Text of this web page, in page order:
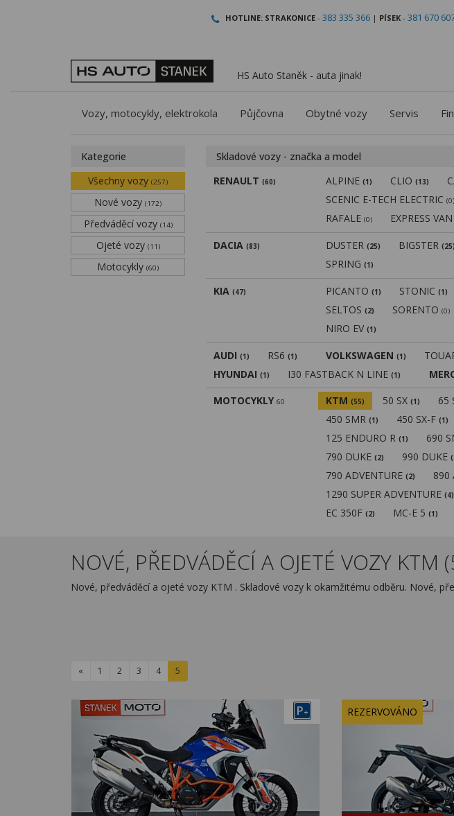
HOTLINE: STRAKONICE - 383 335 366 | PÍSEK - 381 670
HS Auto Staněk - auta jinak!
Vozy, motocykly, elektrokola Půjčovna Obytné vozy Servis
Kategorie
Všechny vozy (257)
Nové vozy (172)
Předváděcí vozy (14)
Ojeté vozy (11)
Motocykly (60)
Skladové vozy - značka a model
RENAULT (60) ALPINE(1) CLIO(13)
SCENIC E-TECH ELECTRIC(0)
RAFALE(0) EXPRESS
DACIA (83) DUSTER(25) BIGSTER(25)
SPRING(1)
KIA (47) PICANTO(1) STONIC(1)
SELTOS(2) SORENTO(0)
NIRO EV(1)
AUDI (1) RS6 (1) VOLKSWAGEN (1)
HYUNDAI (1) I30 FASTBACK N LINE (1)
MOTOCYKLY 60 KTM (55) 50 SX(1) 65
450 SMR(1) 450 SX-F(1)
125 ENDURO R(1) 690
790 DUKE(2) 990 DUKE
790 ADVENTURE(2) 890
1290 SUPER ADVENTURE(4)
EC 350F(2) MC-E 5(1)
NOVÉ, PŘEDVÁDĚCÍ A OJETÉ VOZY KTM
Nové, předváděcí a ojeté vozy KTM . Skladové vozy k okamžitému odběru. Nové,
« 1 2 3 4 5
P+ REZERVOVÁNO